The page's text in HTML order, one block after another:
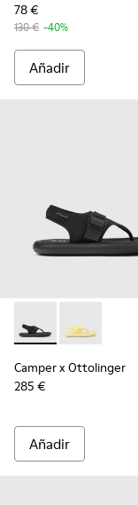
78 €
130 € -40%
Añadir
Camper xCamper x
Camper x Ottolinger
285 €
Añadir